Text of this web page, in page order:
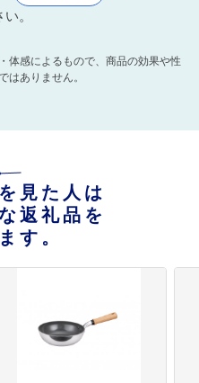
。
体感によるもので、商品の効果や性
はありません。
見た人は
返礼品を
す。